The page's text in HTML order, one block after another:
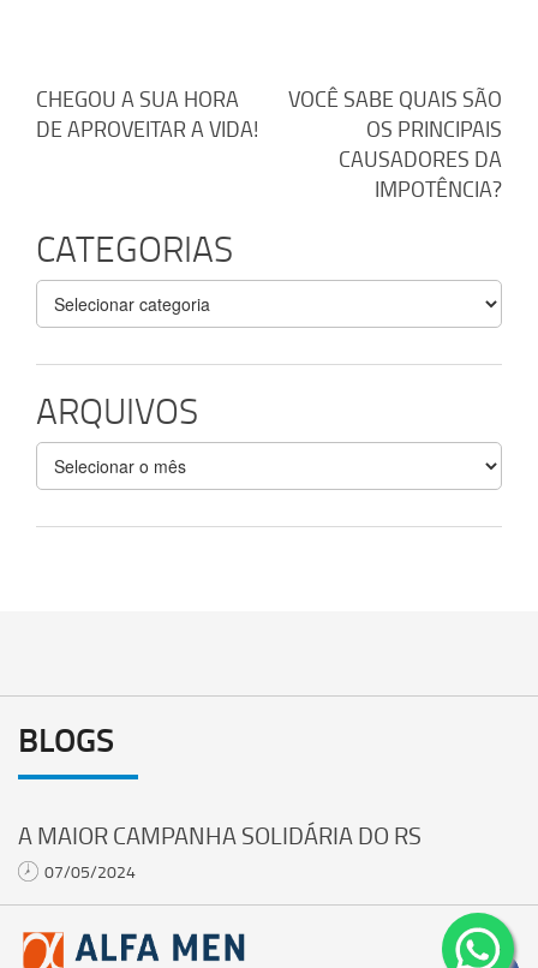
Navegação
de
CHEGOU A SUA HORA
DE APROVEITAR A VIDA!
VOCÊ SABE QUAIS SÃO
OS PRINCIPAIS
CAUSADORES DA
IMPOTÊNCIA?
CATEGORIAS
Categorias
ARQUIVOS
Arquivos
BLOGS
A MAIOR CAMPANHA SOLIDÁRIA DO RS
07/05/2024